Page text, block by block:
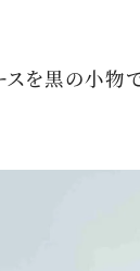
スを黒の小物